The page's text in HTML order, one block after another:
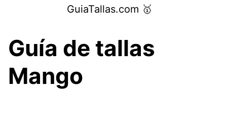
GuiaTallas.com 🥇
Guía de tallas
Mango